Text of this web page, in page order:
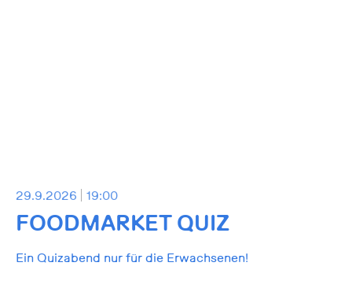
29.9.2026 19:00
FOODMARKET QUIZ
Ein Quizabend nur für die Erwachsenen!